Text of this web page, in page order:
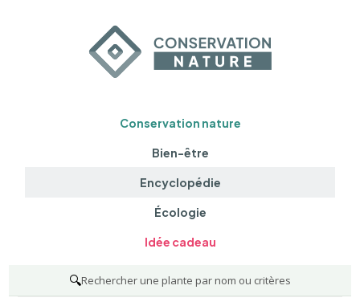
Conservation nature
Bien-être
Encyclopédie
Écologie
Idée cadeau
🔍Rechercher une plante par nom ou critères